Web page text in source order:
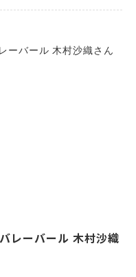
レーバール 木村沙織